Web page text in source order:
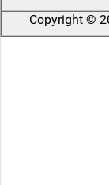
Copyright ©